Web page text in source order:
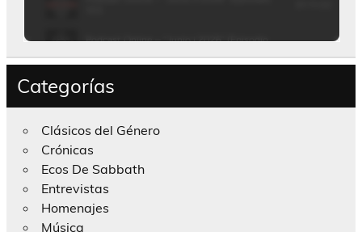
Categorías
Clásicos del Género
Crónicas
Ecos De Sabbath
Entrevistas
Homenajes
Música